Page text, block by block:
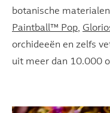
botanische
Paintball™ Pop,
orchideeën en zelfs
uit meer dan 10.000